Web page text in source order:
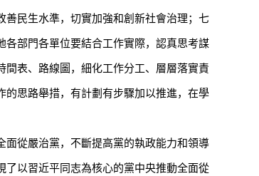
民生水準，切實加強和創新社會治理；七
部門各單位要結合工作實際，認真思考謀
表、路線圖，細化工作分工、層層落實責
思路舉措，有計劃有步驟加以推進，在學
從嚴治黨，不斷提高黨的執政能力和領導
以習近平同志為核心的黨中央推動全面從